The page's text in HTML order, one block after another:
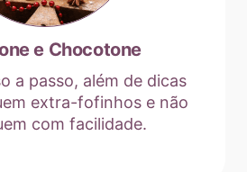
e Chocotone
a passo, além de dicas
extra-fofinhos e não
com facilidade.